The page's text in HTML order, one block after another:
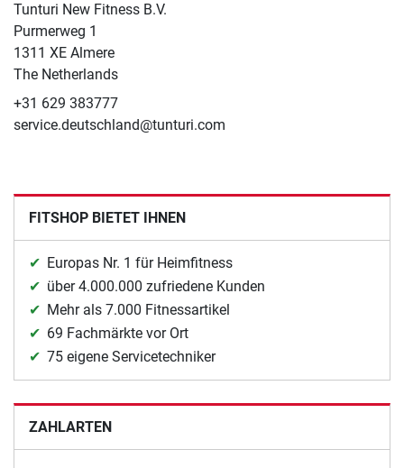
Tunturi New Fitness B.V.
​Purmerweg 1
1311 XE Almere
The Netherlands
+31 629 383777
service.deutschland@tunturi.com
FITSHOP BIETET IHNEN
Europas Nr. 1 für Heimfitness
über 4.000.000 zufriedene Kunden
Mehr als 7.000 Fitnessartikel
69 Fachmärkte vor Ort
75 eigene Servicetechniker
ZAHLARTEN